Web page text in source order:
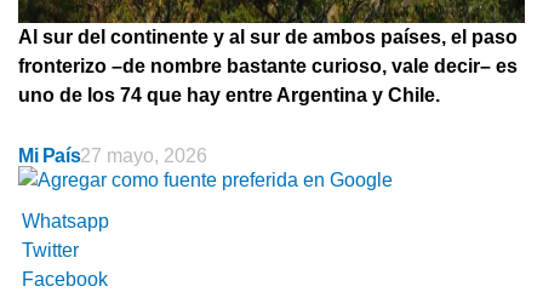
Al sur del continente y al sur de ambos países, el paso
fronterizo –de nombre bastante curioso, vale decir– es
uno de los 74 que hay entre Argentina y Chile.
Mi País27 mayo, 2026
Whatsapp
Twitter
Facebook